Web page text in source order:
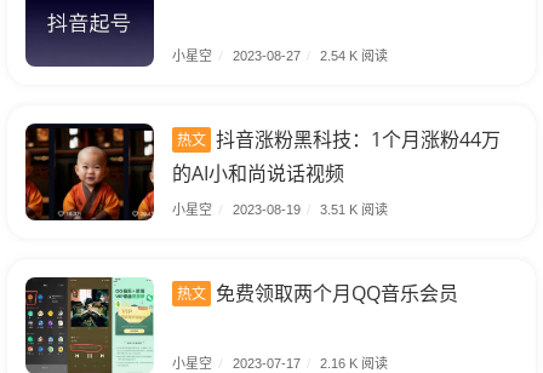
小星空 / 2023-08-27 / 2.54 K 阅读
热文 抖音涨粉黑科技：1个月涨粉44万
的AI小和尚说话视频
小星空 / 2023-08-19 / 3.51 K 阅读
热文 免费领取两个月QQ音乐会员
小星空 / 2023-07-17 / 2.16 K 阅读